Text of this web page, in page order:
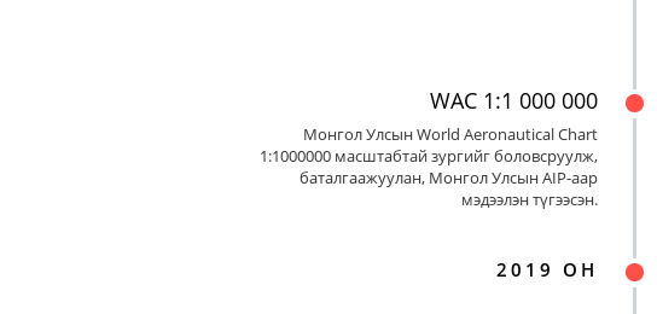
WAC 1:1 000 000
Монгол Улсын World Aeronautical Chart
1:1000000 масштабтай зургийг боловсруулж,
баталгаажуулан, Монгол Улсын AIP-аар
мэдээлэн түгээсэн.
2019 ОН